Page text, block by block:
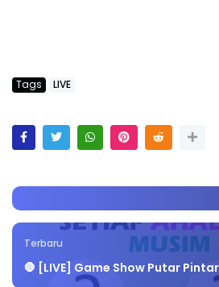
Tags LIVE
Terbaru
🛑 [LIVE] Game Show Putar